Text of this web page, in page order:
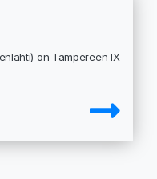
on Tampereen IX